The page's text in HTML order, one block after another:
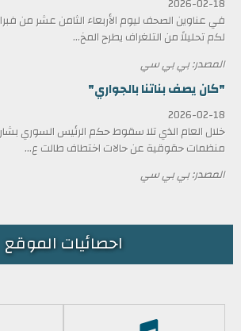
لكم تحليلاً من التلغراف يطرح المخ...
المصدر: بي بي سي
"كان يصف بناتنا بالجواري"
2026-02-18
خلال العام الذي تلا سقوط حكم الرئيس السوري
منظمات حقوقية عن حالات اختطاف طالت ع...
المصدر: بي بي سي
احصائيات الموقع